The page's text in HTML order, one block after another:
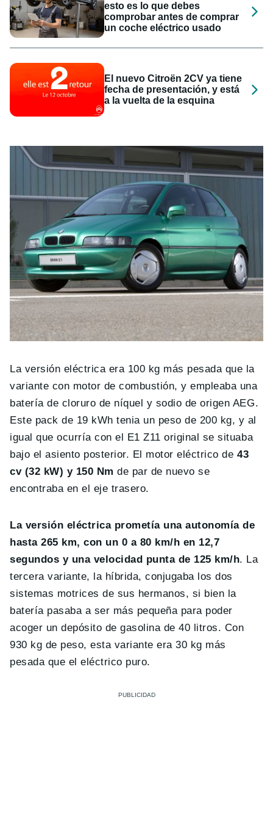
esto es lo que debes
comprobar antes de comprar
un coche eléctrico usado
El nuevo Citroën 2CV ya tiene
fecha de presentación, y está
a la vuelta de la esquina
La versión eléctrica era 100 kg más pesada que la
variante con motor de combustión, y empleaba una
batería de cloruro de níquel y sodio de origen AEG.
Este pack de 19 kWh tenia un peso de 200 kg, y al
igual que ocurría con el E1 Z11 original se situaba
bajo el asiento posterior. El motor eléctrico de 43
cv (32 kW) y 150 Nm de par de nuevo se
encontraba en el eje trasero.
La versión eléctrica prometía una autonomía de
hasta 265 km, con un 0 a 80 km/h en 12,7
segundos y una velocidad punta de 125 km/h. La
tercera variante, la híbrida, conjugaba los dos
sistemas motrices de sus hermanos, si bien la
batería pasaba a ser más pequeña para poder
acoger un depósito de gasolina de 40 litros. Con
930 kg de peso, esta variante era 30 kg más
pesada que el eléctrico puro.